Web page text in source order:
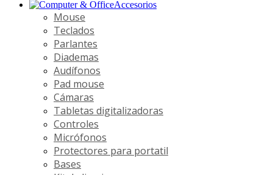
Accesorios
Mouse
Teclados
Parlantes
Diademas
Audífonos
Pad mouse
Cámaras
Tabletas digitalizadoras
Controles
Micrófonos
Protectores para portatil
Bases